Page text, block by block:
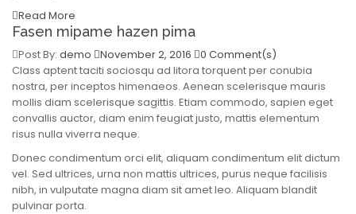
Read More
Fasen mipame hazen pima
Post By: demo November 2, 2016
0 Comment(s)
Class aptent taciti sociosqu ad litora torquent per conubia
nostra, per inceptos himenaeos. Aenean scelerisque mauris
mollis diam scelerisque sagittis. Etiam commodo, sapien eget
convallis auctor, diam enim feugiat justo, mattis elementum
risus nulla viverra neque.
Donec condimentum orci elit, aliquam condimentum elit dictum
vel. Sed ultrices, urna non mattis ultrices, purus neque facilisis
nibh, in vulputate magna diam sit amet leo. Aliquam blandit
pulvinar porta.